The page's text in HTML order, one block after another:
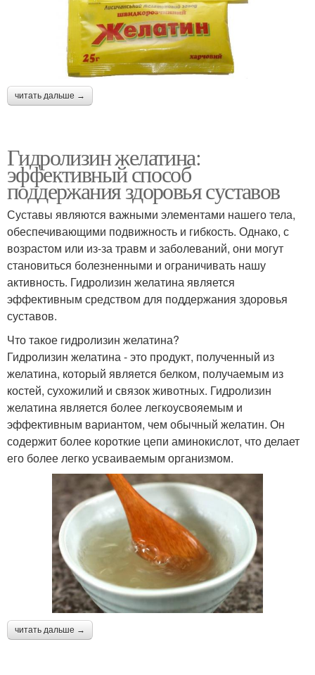
читать дальше →
Гидролизин желатина:
эффективный способ
поддержания здоровья суставов
Суставы являются важными элементами нашего тела,
обеспечивающими подвижность и гибкость. Однако, с
возрастом или из-за травм и заболеваний, они могут
становиться болезненными и ограничивать нашу
активность. Гидролизин желатина является
эффективным средством для поддержания здоровья
суставов.
Что такое гидролизин желатина?
Гидролизин желатина - это продукт, полученный из
желатина, который является белком, получаемым из
костей, сухожилий и связок животных. Гидролизин
желатина является более легкоусвояемым и
эффективным вариантом, чем обычный желатин. Он
содержит более короткие цепи аминокислот, что делает
его более легко усваиваемым организмом.
читать дальше →